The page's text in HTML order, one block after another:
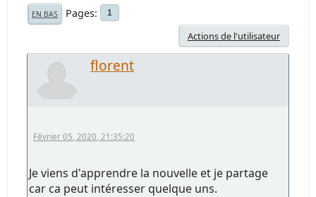
EN BAS Pages 1
Actions de l'utilisateur
florent
Février 05, 2020, 21:35:20
Je viens d'apprendre la nouvelle et je partage
car ca peut intéresser quelque uns.